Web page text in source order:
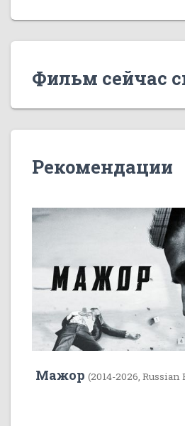
Фильм сейчас
Рекомендации
Мажор (2014-2026,